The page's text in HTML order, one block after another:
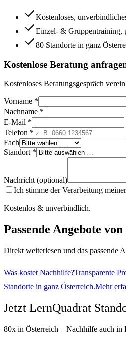
Kostenloses,
Einzel- & Gruppentraining,
80 Standorte in ganz
Kostenlose Beratung
Kostenloses Beratungsgespräch
Vorname *
Nachname *
E-Mail *
Telefon *
Fach
Standort *
Nachricht (optional)
Ich stimme der Verarbeitung
Kostenlos & unverbindlich.
Passende Angebote
Direkt weiterlesen und das passende
Was kostet Nachhilfe?Transparente
Standorte in ganz Österreich.Mehr
Jetzt LernQuadrat
80x in Österreich – Nachhilfe auch in